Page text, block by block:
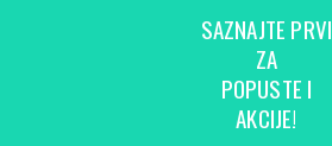
SAZNAJTE PRVI
ZA
POPUSTE I
AKCIJE!